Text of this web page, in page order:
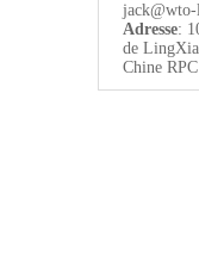
jack@wto-
Adresse:
de
Chine RPC